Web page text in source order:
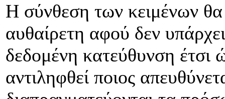
Η σύνθεση των κειμένων
αυθαίρετη αφού δεν
δεδομένη κατεύθυνση έτσι
αντιληφθεί ποιος